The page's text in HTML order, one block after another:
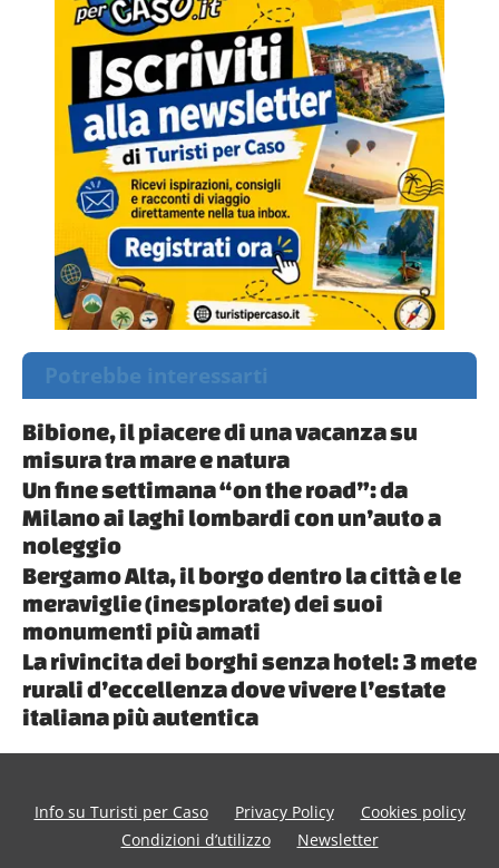
Potrebbe interessarti
Bibione, il piacere di una vacanza su
misura tra mare e natura
Un fine settimana “on the road”: da
Milano ai laghi lombardi con un’auto a
noleggio
Bergamo Alta, il borgo dentro la città e le
meraviglie (inesplorate) dei suoi
monumenti più amati
La rivincita dei borghi senza hotel: 3 mete
rurali d’eccellenza dove vivere l’estate
italiana più autentica
Info su Turisti per Caso Privacy Policy
Cookies policy
Condizioni d’utilizzo
Newsletter